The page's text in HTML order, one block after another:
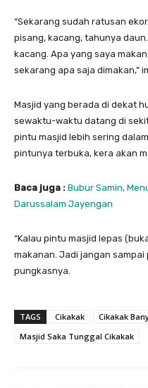
“Sekarang sudah ratusan
pisang, kacang, tahunya
kacang. Apa yang saya
sekarang apa saja dimakan,”
Masjid yang berada di dekat
sewaktu-waktu datang di
pintu masjid lebih sering
pintunya terbuka, kera akan
Baca juga : Bubur Samin,
Darussalam Jayengan
“Kalau pintu masjid lepas
makanan. Jadi jangan sampai
pungkasnya.
TAGS Cikakak Cikakak
Masjid Saka Tunggal Cikakak